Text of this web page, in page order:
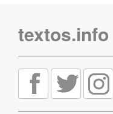
textos.info